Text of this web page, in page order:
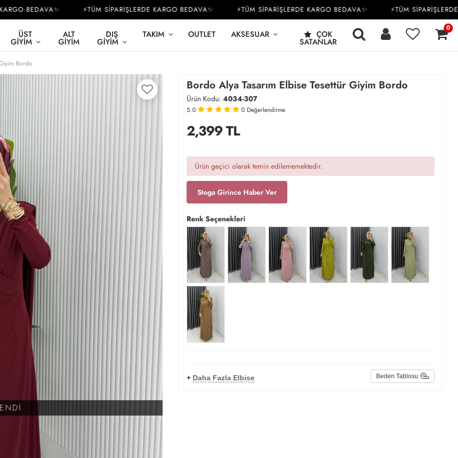
BEDAVA✨ ⚡TÜM SİPARİŞLERDE KARGO BEDAVA✨ ⚡TÜM SİPARİŞLERDE KARGO BEDAVA✨ ⚡TÜM SİPARİŞLERDE
ÜST
GIYIM
ALT
GIYIM
DIŞ
GIYIM
TAKIM OUTLET AKSESUAR ÇOK
SATANLAR
0
Bordo
Bordo Alya Tasarım Elbise Tesettür Giyim Bordo
Ürün Kodu: 4034-307
5.0 0 Değerlendirme
2,399TL
Ürün geçici olarak temin edilememektedir.
Stoga Girince Haber Ver
Renk Seçenekleri
+ Daha Fazla Elbise Beden Tablosu